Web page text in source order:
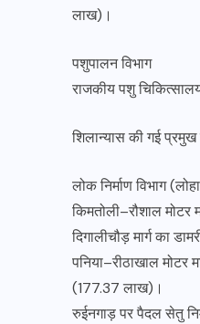
लाख)।
पशुपालन विभाग
राजकीय पशु
शिलान्यास की गई प्रमुख
लोक निर्माण विभाग
किमतोली–रौशाल मोटर
दिगालीचौड़ मार्ग का
पनिया–रीठाखाल मोटर
(177.37 लाख)।
रुईनगाड़ पर पैदल सेतु